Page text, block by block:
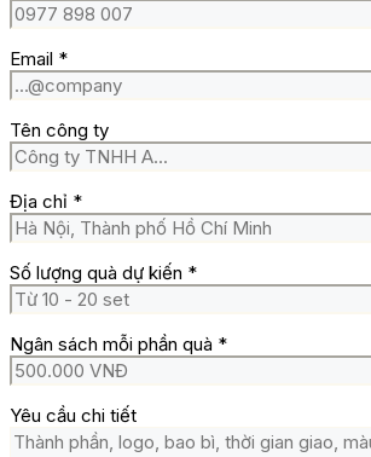
Email *
Tên công ty
Địa chỉ *
Số lượng quà dự kiến *
Ngân sách mỗi phần quà *
Yêu cầu chi tiết